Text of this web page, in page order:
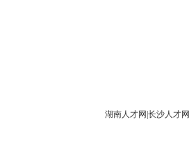
湖南人才网 长沙人才网